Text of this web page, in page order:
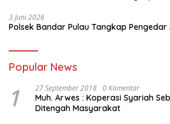
3 Juni 2026
Polsek Bandar Pulau Tangkap Pengedar
Popular News
1 27 September 2018 0 Komentar
Muh. Arwes : Koperasi Syariah
Ditengah Masyarakat